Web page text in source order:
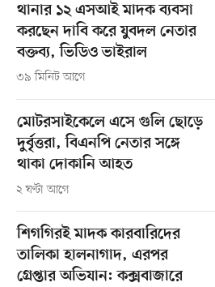
থানার ১২ এসআই মাদক ব্যবসা
করছেন দাবি করে যুবদল নেতার
বক্তব্য, ভিডিও ভাইরাল
৩৯ মিনিট আগে
মোটরসাইকেলে এসে গুলি ছোড়ে
দুর্বৃত্তরা, বিএনপি নেতার সঙ্গে
থাকা দোকানি আহত
২ ঘণ্টা আগে
শিগগিরই মাদক কারবারিদের
তালিকা হালনাগাদ, এরপর
গ্রেপ্তার অভিযান: কক্সবাজারে